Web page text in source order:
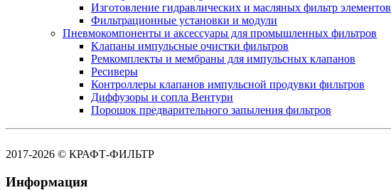
Изготовление гидравлических и масляных фильтр элементов
Фильтрационные установки и модули
Пневмокомпоненты и аксессуары для промышленных фильтров
Клапаны импульсные очистки фильтров
Ремкомплекты и мембраны для импульсных клапанов
Ресиверы
Контроллеры клапанов импульсной продувки фильтров
Диффузоры и сопла Вентури
Порошок предварительного запыления фильтров
2017-2026 © КРАФТ-ФИЛЬТР
Информация